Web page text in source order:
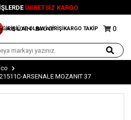
ÜCRETSİZ KARGO
GİRİŞİÜYE OLBAYİ GİRİŞİKARGO TAKİP 0
ARSENALE MOZANIT 37